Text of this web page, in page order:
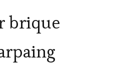
brique